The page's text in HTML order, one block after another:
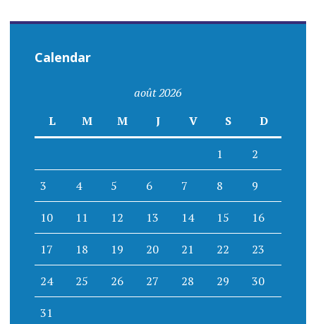
Calendar
août 2026
L
M M J V S D
1 2
3 4 5 6 7 8 9
10 11 12 13 14 15 16
17 18 19 20 21 22 23
24 25 26 27 28 29 30
31